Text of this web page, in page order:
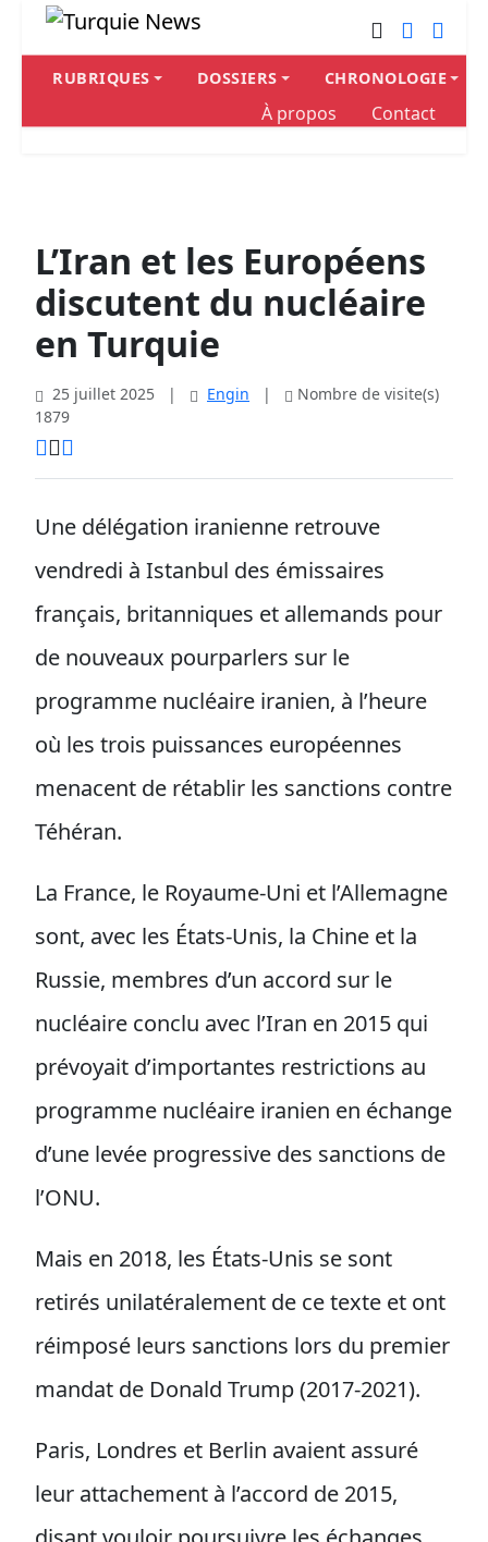
RUBRIQUES DOSSIERS CHRONOLOGIE
À propos Contact
L’Iran et les Européens
discutent du nucléaire
en Turquie
25 juillet 2025 | Engin |
Nombre de visite(s)
1879
Une délégation iranienne retrouve
vendredi à Istanbul des émissaires
français, britanniques et allemands pour
de nouveaux pourparlers sur le
programme nucléaire iranien, à l’heure
où les trois puissances européennes
menacent de rétablir les sanctions contre
Téhéran.
La France, le Royaume-Uni et l’Allemagne
sont, avec les États-Unis, la Chine et la
Russie, membres d’un accord sur le
nucléaire conclu avec l’Iran en 2015 qui
prévoyait d’importantes restrictions au
programme nucléaire iranien en échange
d’une levée progressive des sanctions de
l’ONU.
Mais en 2018, les États-Unis se sont
retirés unilatéralement de ce texte et ont
réimposé leurs sanctions lors du premier
mandat de Donald Trump (2017-2021).
Paris, Londres et Berlin avaient assuré
leur attachement à l’accord de 2015,